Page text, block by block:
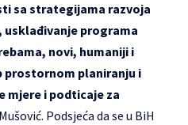
sa strategijama razvoja
programa
novi, humaniji i
planiranju i
mjere i podticaje za
Podsjeća da se u BiH